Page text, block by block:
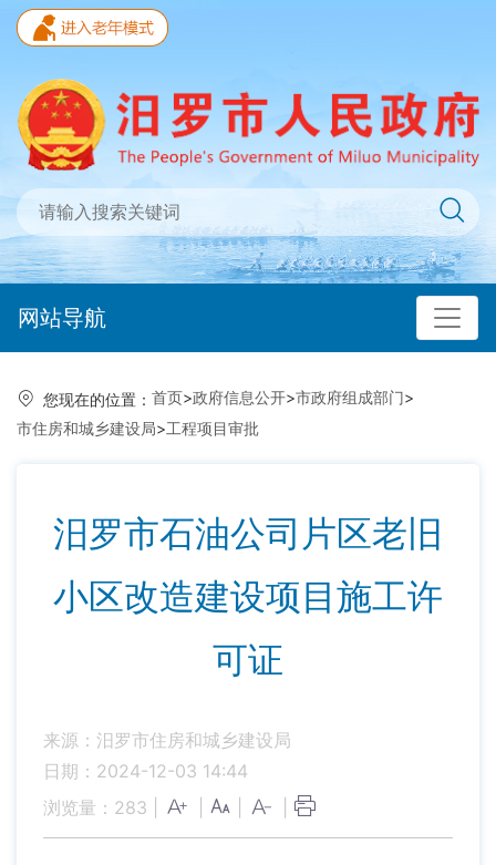
网站导航
您现在的位置： 首页>政府信息公开>市政府组成部门>
市住房和城乡建设局>工程项目审批
汨罗市石油公司片区老旧
小区改造建设项目施工许
可证
来源：汨罗市住房和城乡建设局
日期：2024-12-03 14:44
浏览量： 283